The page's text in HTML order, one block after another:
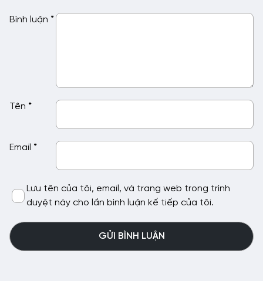
Bình luận *
Tên *
Email *
Lưu tên của tôi, email, và trang web trong trình
duyệt này cho lần bình luận kế tiếp của tôi.